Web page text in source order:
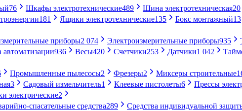
76 Шкафы электротехнические489 Шина электротехническая20
181 Ящики электротехнические135 Бокс монтажный13
приборы2 074 Электроизмерительные приборы935
автоматизации936 Весы420 Счетчики253 Датчики1 042
Промышленные пылесосы2 Фрезеры2 Миксеры строительные
3 Садовый измельчитель1 Клеевые пистолеты6 Прессы
электрические2
спасательные средства289 Средства индивидуальной